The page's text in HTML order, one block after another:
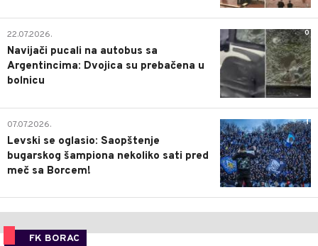
0
22.07.2026.
Navijači pucali na autobus sa
Argentincima: Dvojica su prebačena u
bolnicu
1
07.07.2026.
Levski se oglasio: Saopštenje
bugarskog šampiona nekoliko sati pred
meč sa Borcem!
FK BORAC